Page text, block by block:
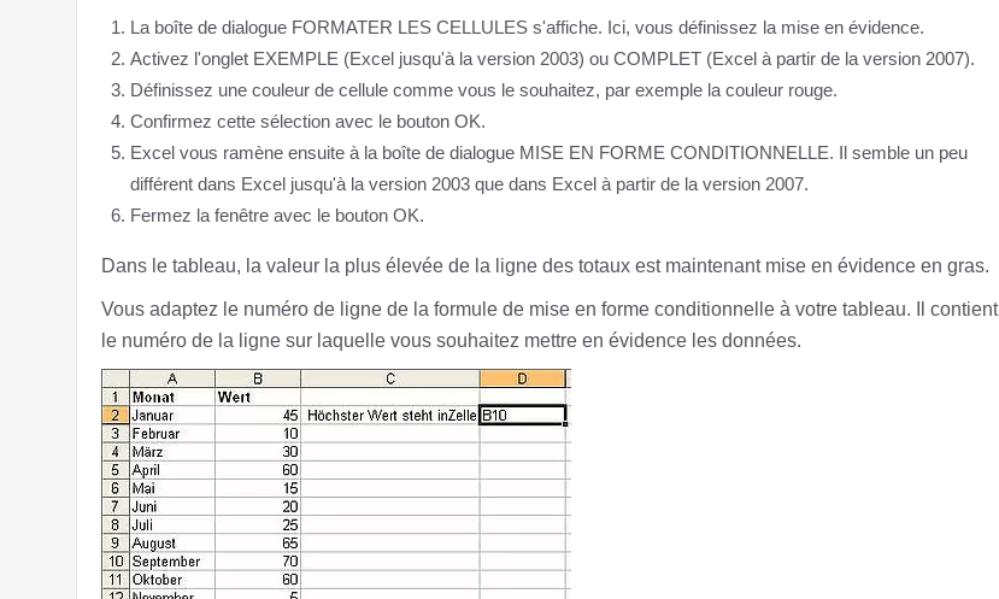
La boîte de dialogue FORMATER LES CELLULES s'affiche. Ici, vous définissez la mise en évidence.
Activez l'onglet EXEMPLE (Excel jusqu'à la version 2003) ou COMPLET (Excel à partir de la version 2007).
Définissez une couleur de cellule comme vous le souhaitez, par exemple la couleur rouge.
Confirmez cette sélection avec le bouton OK.
Excel vous ramène ensuite à la boîte de dialogue MISE EN FORME CONDITIONNELLE. Il semble un peu
différent dans Excel jusqu'à la version 2003 que dans Excel à partir de la version 2007.
Fermez la fenêtre avec le bouton OK.
Dans le tableau, la valeur la plus élevée de la ligne des totaux est maintenant mise en évidence en gras.
Vous adaptez le numéro de ligne de la formule de mise en forme conditionnelle à votre tableau. Il contient
le numéro de la ligne sur laquelle vous souhaitez mettre en évidence les données.